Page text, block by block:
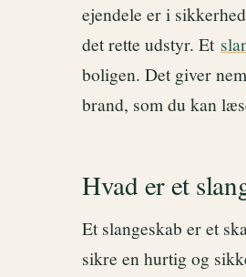
ejendele er i
det rette udstyr. Et
boligen. Det giver
brand, som du kan
Hvad er et
Et slangeskab er et
sikre en hurtig og